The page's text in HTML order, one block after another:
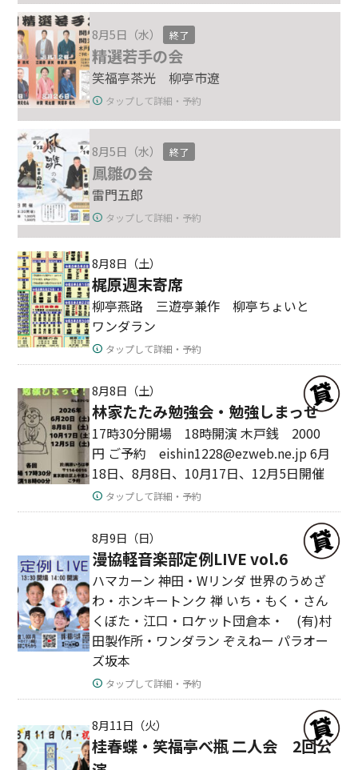
8月5日（水） 終了
精選若手の会
笑福亭茶光 柳亭市遼
タップして詳細・予約
8月5日（水） 終了
鳳雛の会
雷門五郎
タップして詳細・予約
8月8日（土）
梶原週末寄席
柳亭燕路 三遊亭兼作 柳亭ちょいと
ワンダラン
タップして詳細・予約
8月8日（土）
林家たたみ勉強会・勉強しまっせ
17時30分開場 18時開演 木戸銭 2000
円 ご予約 eishin1228@ezweb.ne.jp 6月
18日、8月8日、10月17日、12月5日開催
タップして詳細・予約
8月9日（日）
漫協軽音楽部定例LIVE vol.6
ハマカーン 神田・Wリンダ 世界のうめざ
わ・ホンキートンク 禅 いち・もく・さん
くぼた・江口・ロケット団倉本・ (有)村
田製作所・ワンダラン ぞえねー パラオー
ズ坂本
タップして詳細・予約
8月11日（火）
桂春蝶・笑福亭べ瓶 二人会 2回公